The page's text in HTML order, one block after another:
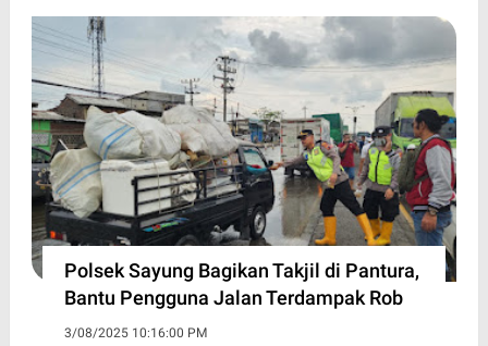
Polsek Sayung Bagikan Takjil di Pantura,
Bantu Pengguna Jalan Terdampak Rob
3/08/2025 10:16:00 PM